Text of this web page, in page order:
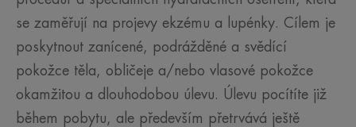
se zaměřují na projevy ekzému a lupénky. Cílem je
poskytnout zanícené, podrážděné a svědící
pokožce těla, obličeje a/nebo vlasové pokožce
okamžitou a dlouhodobou úlevu. Úlevu pocítíte již
během pobytu, ale především přetrvává ještě